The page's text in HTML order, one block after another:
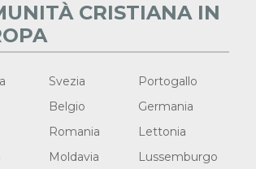
CRISTIANA IN
Svezia
Portogallo
Belgio
Germania
Romania
Lettonia
Moldavia Lussemburgo